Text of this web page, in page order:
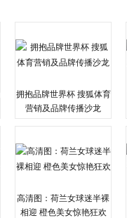
拥抱品牌世界杯 搜狐体育
营销及品牌传播沙龙
高清图：荷兰女球迷半裸
相迎 橙色美女惊艳狂欢